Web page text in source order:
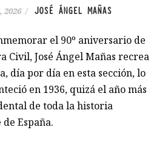
2026 / JOSÉ ÁNGEL MAÑAS
el 90º aniversario de
Civil, José Ángel Mañas recrea
día por día en esta sección, lo
en 1936, quizá el año más
de toda la historia
España.